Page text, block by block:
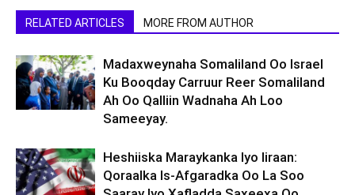
RELATED ARTICLES MORE FROM AUTHOR
Madaxweynaha Somaliland Oo Israel
Ku Booqday Carruur Reer Somaliland
Ah Oo Qalliin Wadnaha Ah Loo
Sameeyay.
Heshiiska Maraykanka Iyo Iiraan:
Qoraalka Is-Afgaradka Oo La Soo